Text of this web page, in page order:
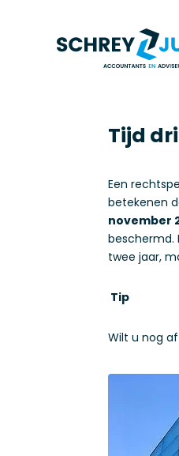
Tijd
Een
betekenen
november
beschermd.
twee jaar,
Tip
Wilt u nog